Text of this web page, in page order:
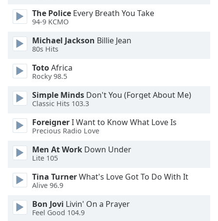
Picture
Fullscreen
modal
window.
Beginning
dialog
window.
cancel
and
close
window.
The Police Every Breath You Take
94-9 KCMO
Michael Jackson Billie Jean
80s Hits
TotoAfrica
Rocky 98.5
Simple Minds Don't You (Forget About Me)
Classic Hits 103.3
ForeignerI Want to Know What Love Is
Precious Radio Love
Men At Work Down Under
Lite 105
Tina TurnerWhat's Love Got To Do With It
Alive 96.9
Bon Jovi Livin' On a Prayer
Feel Good 104.9